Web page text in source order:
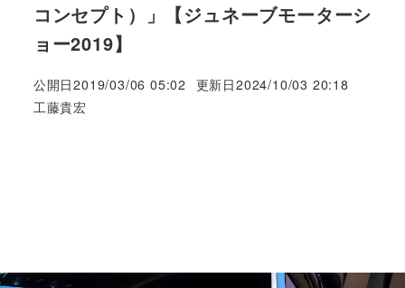
コンセプト）」【ジュネーブモーターシ
ョー2019】
公開日2019/03/06 05:02 更新日2024/10/03 20:18
著
工藤貴宏